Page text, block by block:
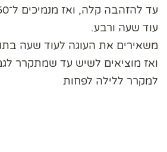
עוד שעה ורבע.
משאירים את העוגה לעוד שעה
ואז מוציאים לשיש עד שמתקרר
למקרר ללילה לפחות